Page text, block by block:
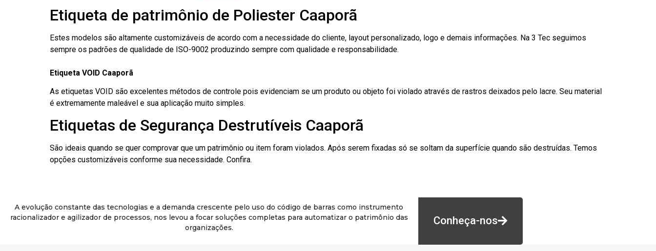
Etiqueta de patrimônio de Poliester Caaporã
Estes modelos são altamente customizáveis de acordo com a necessidade do cliente, layout personalizado, logo e demais informações. Na 3 Tec seguimos
sempre os padrões de qualidade de ISO-9002 produzindo sempre com qualidade e responsabilidade.
Etiqueta VOID Caaporã
As etiquetas VOID são excelentes métodos de controle pois evidenciam se um produto ou objeto foi violado através de rastros deixados pelo lacre. Seu material
é extremamente maleável e sua aplicação muito simples.
Etiquetas de Segurança Destrutíveis Caaporã
São ideais quando se quer comprovar que um patrimônio ou item foram violados. Após serem fixadas só se soltam da superfície quando são destruídas. Temos
opções customizáveis conforme sua necessidade. Confira.
A evolução constante das tecnologias e a demanda crescente pelo uso do código de barras como instrumento
racionalizador e agilizador de processos, nos levou a focar soluções completas para automatizar o patrimônio das
organizações.
Conheça-nos